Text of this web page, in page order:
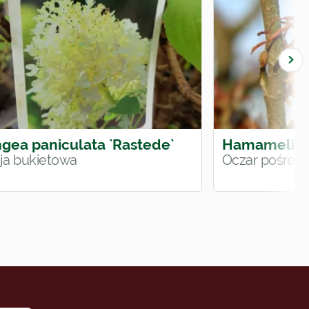
paniculata `Rastede`
bukietowa
Hamamelis
Oczar